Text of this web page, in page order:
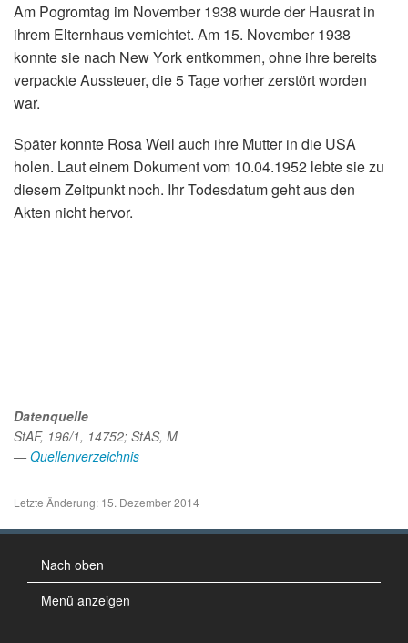
Am Pogromtag im November 1938 wurde der Hausrat in
ihrem Elternhaus vernichtet. Am 15. November 1938
konnte sie nach New York entkommen, ohne ihre bereits
verpackte Aussteuer, die 5 Tage vorher zerstört worden
war.
Später konnte Rosa Weil auch ihre Mutter in die USA
holen. Laut einem Dokument vom 10.04.1952 lebte sie zu
diesem Zeitpunkt noch. Ihr Todesdatum geht aus den
Akten nicht hervor.
Datenquelle
StAF, 196/1, 14752; StAS, M
— Quellenverzeichnis
Letzte Änderung: 15. Dezember 2014
Nach oben
Menü anzeigen